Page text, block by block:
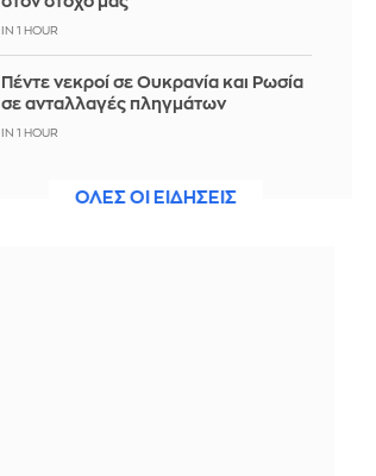
IN 1 HOUR
Πέντε νεκροί σε Ουκρανία και Ρωσία
σε ανταλλαγές πληγμάτων
IN 1 HOUR
πινακίδες και... μεθυσμένος
ΟΛΕΣ ΟΙ ΕΙΔΗΣΕΙΣ